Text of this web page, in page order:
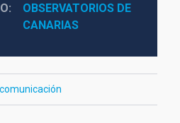
OBSERVATORIOS DE
CANARIAS